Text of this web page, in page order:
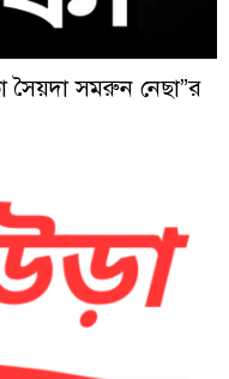
সৈয়দা সমরুন নেছা”র